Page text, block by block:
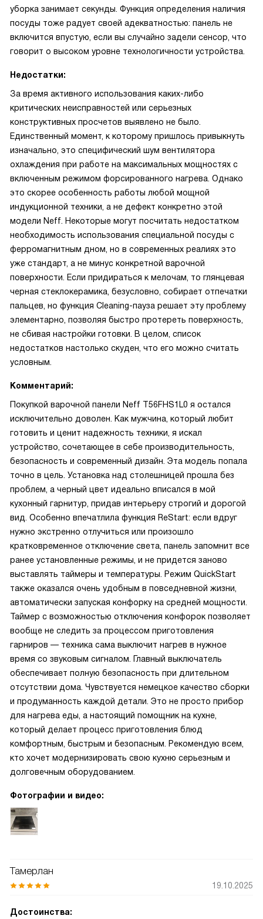
уборка занимает секунды. Функция определения наличия
посуды тоже радует своей адекватностью: панель не
включится впустую, если вы случайно задели сенсор, что
говорит о высоком уровне технологичности устройства.
Недостатки:
За время активного использования каких-либо
критических неисправностей или серьезных
конструктивных просчетов выявлено не было.
Единственный момент, к которому пришлось привыкнуть
изначально, это специфический шум вентилятора
охлаждения при работе на максимальных мощностях с
включенным режимом форсированного нагрева. Однако
это скорее особенность работы любой мощной
индукционной техники, а не дефект конкретно этой
модели Neff. Некоторые могут посчитать недостатком
необходимость использования специальной посуды с
ферромагнитным дном, но в современных реалиях это
уже стандарт, а не минус конкретной варочной
поверхности. Если придираться к мелочам, то глянцевая
черная стеклокерамика, безусловно, собирает отпечатки
пальцев, но функция Cleaning-пауза решает эту проблему
элементарно, позволяя быстро протереть поверхность,
не сбивая настройки готовки. В целом, список
недостатков настолько скуден, что его можно считать
условным.
Комментарий:
Покупкой варочной панели Neff T56FHS1L0 я остался
исключительно доволен. Как мужчина, который любит
готовить и ценит надежность техники, я искал
устройство, сочетающее в себе производительность,
безопасность и современный дизайн. Эта модель попала
точно в цель. Установка над столешницей прошла без
проблем, а черный цвет идеально вписался в мой
кухонный гарнитур, придав интерьеру строгий и дорогой
вид. Особенно впечатлила функция ReStart: если вдруг
нужно экстренно отлучиться или произошло
кратковременное отключение света, панель запомнит все
ранее установленные режимы, и не придется заново
выставлять таймеры и температуры. Режим QuickStart
также оказался очень удобным в повседневной жизни,
автоматически запуская конфорку на средней мощности.
Таймер с возможностью отключения конфорок позволяет
вообще не следить за процессом приготовления
гарниров — техника сама выключит нагрев в нужное
время со звуковым сигналом. Главный выключатель
обеспечивает полную безопасность при длительном
отсутствии дома. Чувствуется немецкое качество сборки
и продуманность каждой детали. Это не просто прибор
для нагрева еды, а настоящий помощник на кухне,
который делает процесс приготовления блюд
комфортным, быстрым и безопасным. Рекомендую всем,
кто хочет модернизировать свою кухню серьезным и
долговечным оборудованием.
Фотографии и видео:
Тамерлан
19.10.2025
Достоинства: